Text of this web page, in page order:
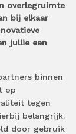
overlegruimte
bij elkaar
jullie een
binnen
op
tegen
belangrijk.
door gebruik